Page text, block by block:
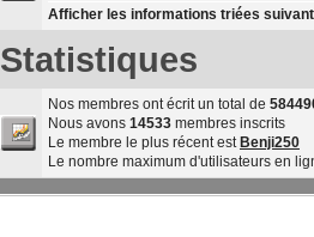
Afficher les informations triées
Statistiques
Nos membres ont écrit un total de
Nous avons 14533membres inscrits
Le membre le plus récent est Benji250
Le nombre maximum d'utilisateurs en